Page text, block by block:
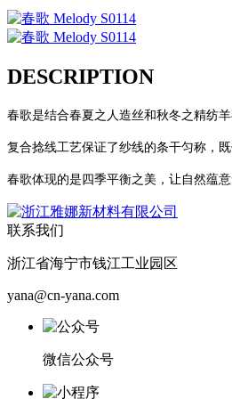
DESCRIPTION
春歌是结合春夏之人造丝和秋冬之精纺羊
复合捻线工艺保证了纱线的条干匀称，
春歌体现的是四季平衡之美，让自然蕴意
联系我们
浙江省海宁市钱江工业园区
yana@cn-yana.com
微信公众号